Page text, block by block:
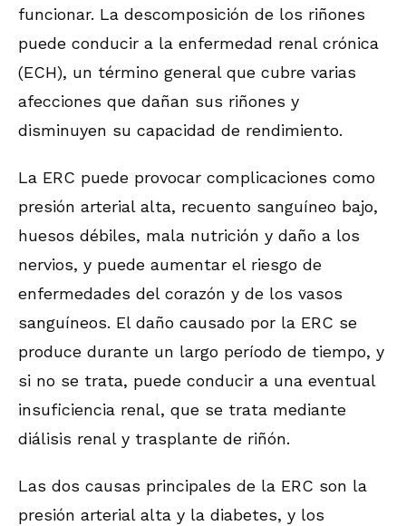
funcionar. La descomposición de los riñones
puede conducir a la enfermedad renal crónica
(ECH), un término general que cubre varias
afecciones que dañan sus riñones y
disminuyen su capacidad de rendimiento.
La ERC puede provocar complicaciones como
presión arterial alta, recuento sanguíneo bajo,
huesos débiles, mala nutrición y daño a los
nervios, y puede aumentar el riesgo de
enfermedades del corazón y de los vasos
sanguíneos. El daño causado por la ERC se
produce durante un largo período de tiempo, y
si no se trata, puede conducir a una eventual
insuficiencia renal, que se trata mediante
diálisis renal y trasplante de riñón.
Las dos causas principales de la ERC son la
presión arterial alta y la diabetes, y los